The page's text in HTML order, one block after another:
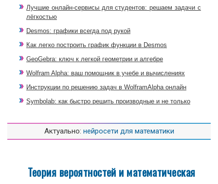
Лучшие онлайн-сервисы для студентов: решаем задачи с
лёгкостью
Desmos: графики всегда под рукой
Как легко построить график функции в Desmos
GeoGebra: ключ к легкой геометрии и алгебре
Wolfram Alpha: ваш помощник в учебе и вычислениях
Инструкции по решению задач в WolframAlpha онлайн
Symbolab: как быстро решить производные и не только
Актуально: нейросети для математики
Теория вероятностей и математическая